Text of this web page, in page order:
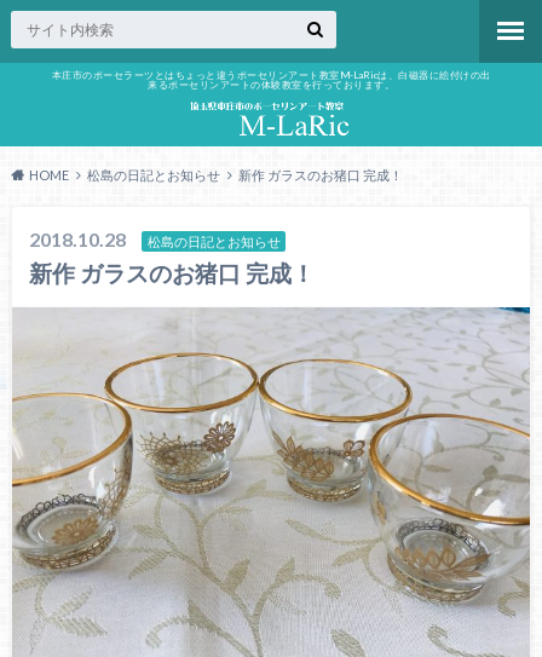
本庄市のポーセラーツとはちょっと違うポーセリンアート教室M-LaRicは、白磁器に絵付けの出
来るポーセリンアートの体験教室を行っております。
HOME 松島の日記とお知らせ 新作 ガラスのお猪口 完成！
2018.10.28 松島の日記とお知らせ
新作 ガラスのお猪口 完成！